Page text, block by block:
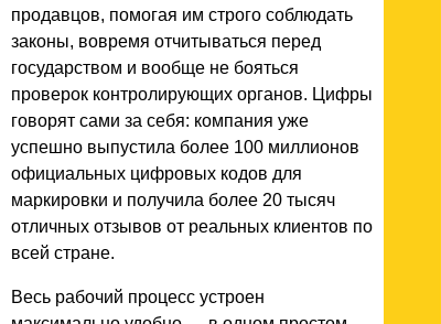
продавцов, помогая им строго соблюдать
законы, вовремя отчитываться перед
государством и вообще не бояться
проверок контролирующих органов. Цифры
говорят сами за себя: компания уже
успешно выпустила более 100 миллионов
официальных цифровых кодов для
маркировки и получила более 20 тысяч
отличных отзывов от реальных клиентов по
всей стране.
Весь рабочий процесс устроен